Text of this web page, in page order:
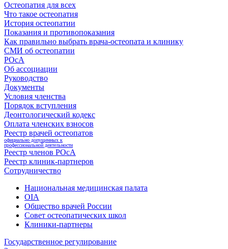
Остеопатия для всех
Что такое остеопатия
История остеопатии
Показания и противопоказания
Как правильно выбрать врача-остеопата и клинику
СМИ об остеопатии
РОсА
Об ассоциации
Руководство
Документы
Условия членства
Порядок вступления
Деонтологический кодекс
Оплата членских взносов
Реестр врачей остеопатов
официально допущенных к
профессиональной деятельности
Реестр членов РОсА
Реестр клиник-партнеров
Сотрудничество
Национальная медицинская палата
OIA
Общество врачей России
Совет остеопатических школ
Клиники-партнеры
Государственное регулирование